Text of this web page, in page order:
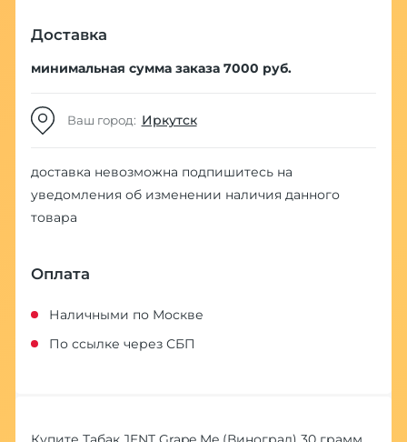
Доставка
минимальная сумма заказа 7000 руб.
Ваш город: Иркутск
доставка невозможна подпишитесь на
уведомления об изменении наличия данного
товара
Оплата
Наличными по Москве
По ссылке через СБП